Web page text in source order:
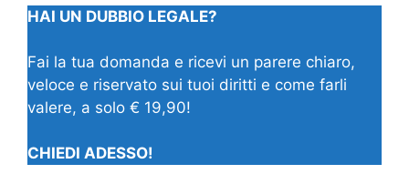
HAI UN DUBBIO LEGALE?
Fai la tua domanda e ricevi un parere chiaro,
veloce e riservato sui tuoi diritti e come farli
valere, a solo € 19,90!
CHIEDI ADESSO!